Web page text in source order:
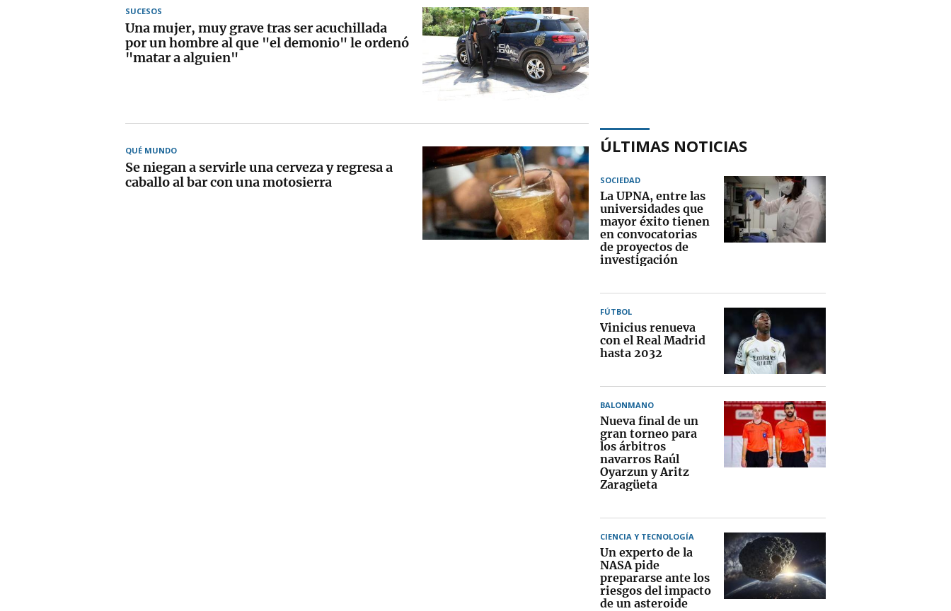
SUCESOS
Una mujer, muy grave tras ser acuchillada
por un hombre al que "el demonio" le ordenó
"matar a alguien"
QUÉ MUNDO
Se niegan a servirle una cerveza y regresa a
caballo al bar con una motosierra
ÚLTIMAS NOTICIAS
SOCIEDAD
La UPNA, entre las
universidades que
mayor éxito tienen
en convocatorias
de proyectos de
investigación
FÚTBOL
Vinicius renueva
con el Real Madrid
hasta 2032
BALONMANO
Nueva final de un
gran torneo para
los árbitros
navarros Raúl
Oyarzun y Aritz
Zaragüeta
CIENCIA Y TECNOLOGÍA
Un experto de la
NASA pide
prepararse ante los
riesgos del impacto
de un asteroide